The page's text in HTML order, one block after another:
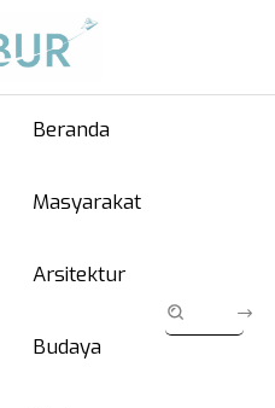
Beranda
Masyarakat
Arsitektur
Budaya